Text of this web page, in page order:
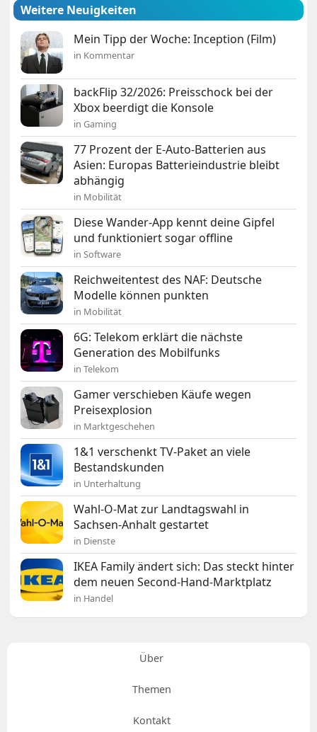
Weitere Neuigkeiten
Mein Tipp der Woche: Inception (Film)
in Kommentar
backFlip 32/2026: Preisschock bei der
Xbox beerdigt die Konsole
in Gaming
77 Prozent der E-Auto-Batterien aus
Asien: Europas Batterieindustrie bleibt
abhängig
in Mobilität
Diese Wander-App kennt deine Gipfel
und funktioniert sogar offline
in Software
Reichweitentest des NAF: Deutsche
Modelle können punkten
in Mobilität
6G: Telekom erklärt die nächste
Generation des Mobilfunks
in Telekom
Gamer verschieben Käufe wegen
Preisexplosion
in Marktgeschehen
1&1 verschenkt TV-Paket an viele
Bestandskunden
in Unterhaltung
Wahl-O-Mat zur Landtagswahl in
Sachsen-Anhalt gestartet
in Dienste
IKEA Family ändert sich: Das steckt hinter
dem neuen Second-Hand-Marktplatz
in Handel
Über
Themen
Kontakt